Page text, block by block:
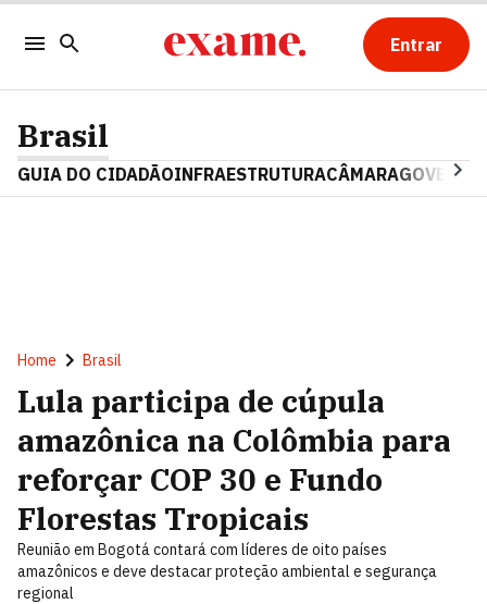
Entrar
Brasil
GUIA DO CIDADÃOINFRAESTRUTURACÂMARAGOVERNO
Home Brasil
Lula participa de cúpula
amazônica na Colômbia para
reforçar COP 30 e Fundo
Florestas Tropicais
Reunião em Bogotá contará com líderes de oito países
amazônicos e deve destacar proteção ambiental e segurança
regional